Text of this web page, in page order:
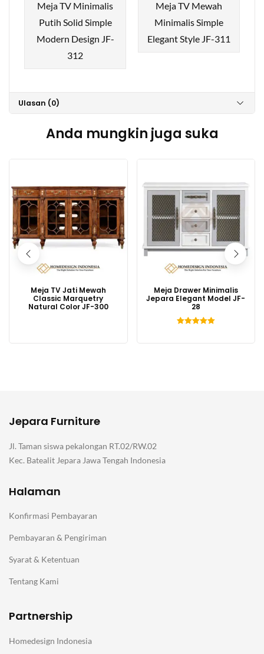
Meja TV Minimalis
Putih Solid Simple
Modern Design JF-
312
Meja TV Mewah
Minimalis Simple
Elegant Style JF-311
Ulasan (0)
Anda mungkin juga suka
Meja TV Jati Mewah
Classic Marquetry
Natural Color JF-300
Meja Drawer Minimalis
Jepara Elegant Model JF-
28
dari 5
Jepara Furniture
Jl. Taman siswa pekalongan RT.02/RW.02
Kec. Batealit Jepara Jawa Tengah Indonesia
Halaman
Konfirmasi Pembayaran
Pembayaran & Pengiriman
Syarat & Ketentuan
Tentang Kami
Partnership
Homedesign Indonesia